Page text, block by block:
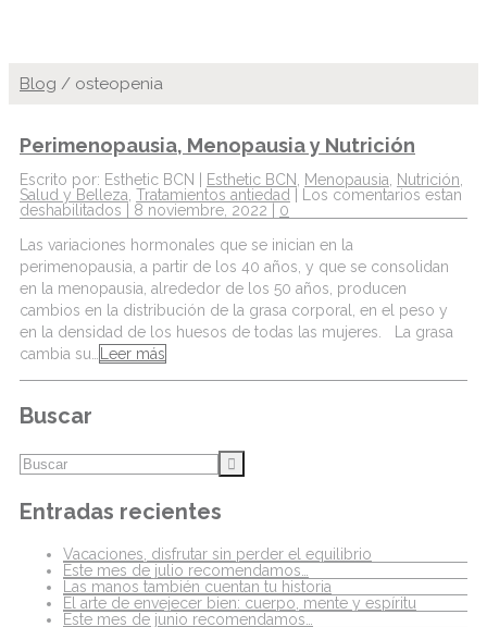
Blog / osteopenia
Perimenopausia, Menopausia y Nutrición
Escrito por: Esthetic BCN | Esthetic BCN Menopausia Nutrición
Salud y Belleza Tratamientos antiedad
Los comentarios estan
deshabilitados | 8 noviembre, 2022 | 0
Las variaciones hormonales que se inician en la
perimenopausia, a partir de los 40 años, y que se consolidan
en la menopausia, alrededor de los 50 años, producen
cambios en la distribución de la grasa corporal, en el peso y
en la densidad de los huesos de todas las mujeres. La grasa
cambia su…
Leer más
Buscar
Entradas recientes
Vacaciones, disfrutar sin perder el equilibrio
Este mes de julio recomendamos…
Las manos también cuentan tu historia
El arte de envejecer bien: cuerpo, mente y espíritu
Este mes de junio recomendamos…